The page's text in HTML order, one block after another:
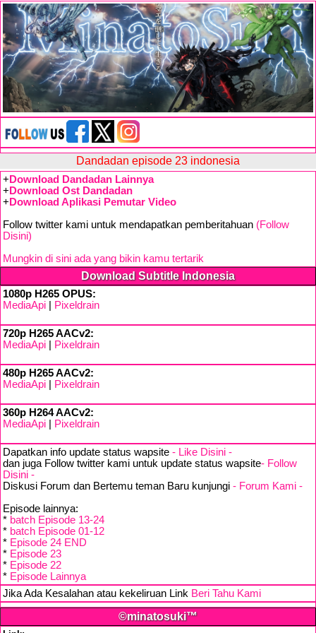
Dandadan episode 23 indonesia
+ Download Dandadan Lainnya
+ Download Ost Dandadan
+ Download Aplikasi Pemutar Video
Follow twitter kami untuk mendapatkan pemberitahuan (Follow
Disini)
Mungkin di sini ada yang bikin kamu tertarik
Download Subtitle Indonesia
1080p H265 OPUS:
MediaApi
Pixeldrain
720p H265 AACv2:
MediaApi
Pixeldrain
480p H265 AACv2:
MediaApi
Pixeldrain
360p H264 AACv2:
MediaApi
Pixeldrain
Dapatkan info update status wapsite - Like Disini -
dan juga Follow twitter kami untuk update status wapsite- Follow
Disini -
Diskusi Forum dan Bertemu teman Baru kunjungi - Forum Kami -
Episode lainnya:
* batch Episode 13-24
* batch Episode 01-12
* Episode 24 END
* Episode 23
* Episode 22
* Episode Lainnya
Jika Ada Kesalahan atau kekeliruan Link Beri Tahu Kami
©minatosuki™